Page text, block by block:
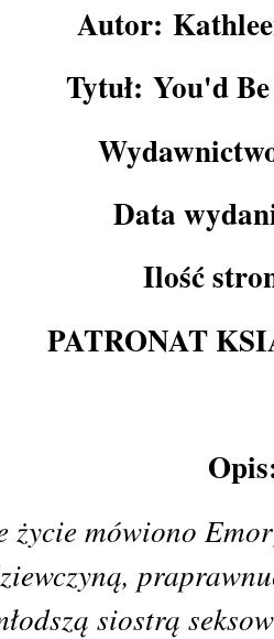
Autor:
Tytuł: You'd
Data
Ilość
PATRONAT
życie mówiono
siostrą